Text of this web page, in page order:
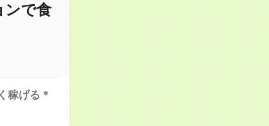
ンで食
稼げる＊